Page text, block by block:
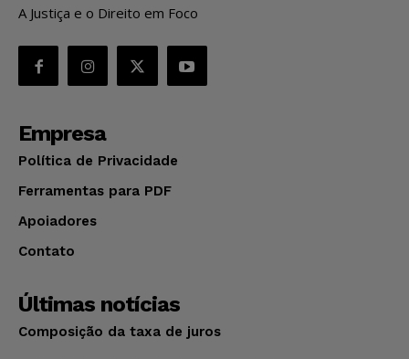
A Justiça e o Direito em Foco
Empresa
Política de Privacidade
Ferramentas para PDF
Apoiadores
Contato
Últimas notícias
Composição da taxa de juros